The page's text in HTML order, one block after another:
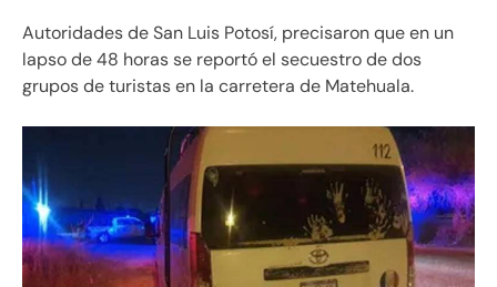
Autoridades de San Luis Potosí, precisaron que en un
lapso de 48 horas se reportó el secuestro de dos
grupos de turistas en la carretera de Matehuala.